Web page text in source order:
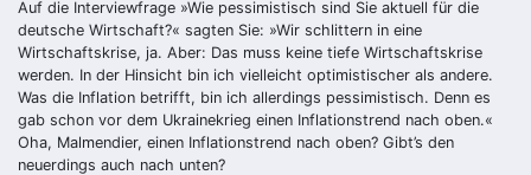
Auf die Interviewfrage »Wie pessimistisch sind Sie aktuell für die
deutsche Wirtschaft?« sagten Sie: »Wir schlittern in eine
Wirtschaftskrise, ja. Aber: Das muss keine tiefe Wirtschaftskrise
werden. In der Hinsicht bin ich vielleicht optimistischer als andere.
Was die Inflation betrifft, bin ich allerdings pessimistisch. Denn es
gab schon vor dem Ukrainekrieg einen Inflationstrend nach oben.«
Oha, Malmendier, einen Inflationstrend nach oben? Gibt’s den
neuerdings auch nach unten?